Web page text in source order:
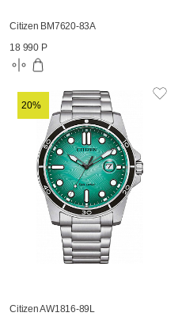
Citizen BM7620-83A
18 990 Р
20%
Citizen AW1816-89L